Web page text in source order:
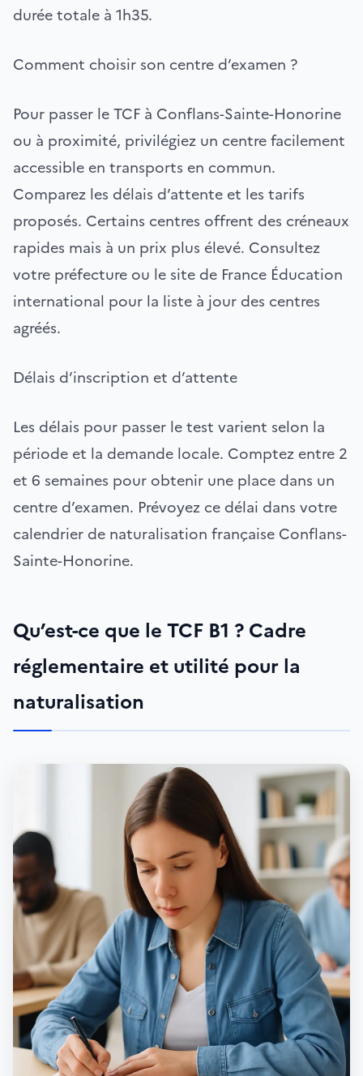
durée totale à 1h35.
Comment choisir son centre d’examen ?
Pour passer le TCF à Conflans-Sainte-Honorine
ou à proximité, privilégiez un centre facilement
accessible en transports en commun.
Comparez les délais d’attente et les tarifs
proposés. Certains centres offrent des créneaux
rapides mais à un prix plus élevé. Consultez
votre préfecture ou le site de France Éducation
international pour la liste à jour des centres
agréés.
Délais d’inscription et d’attente
Les délais pour passer le test varient selon la
période et la demande locale. Comptez entre 2
et 6 semaines pour obtenir une place dans un
centre d’examen. Prévoyez ce délai dans votre
calendrier de naturalisation française Conflans-
Sainte-Honorine.
Qu’est-ce que le TCF B1 ? Cadre
réglementaire et utilité pour la
naturalisation